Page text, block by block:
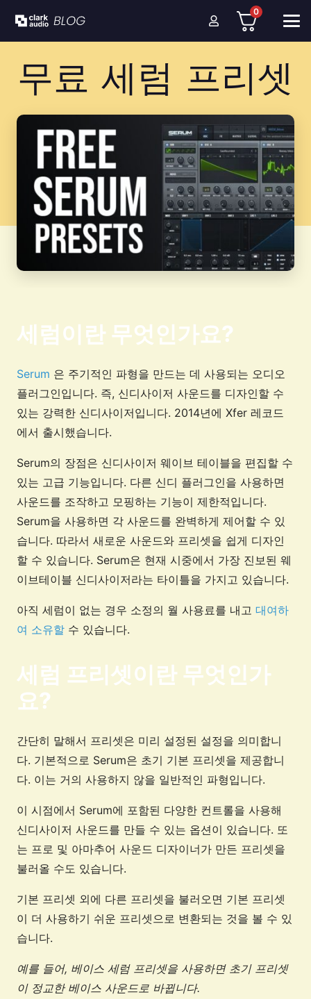
0
무료 세럼 프리셋
세럼이란 무엇인가요?
Serum 은 주기적인 파형을 만드는 데 사용되는 오디오
플러그인입니다. 즉, 신디사이저 사운드를 디자인할 수
있는 강력한 신디사이저입니다. 2014년에 Xfer 레코드
에서 출시했습니다.
Serum의 장점은 신디사이저 웨이브 테이블을 편집할 수
있는 고급 기능입니다. 다른 신디 플러그인을 사용하면
사운드를 조작하고 모핑하는 기능이 제한적입니다.
Serum을 사용하면 각 사운드를 완벽하게 제어할 수 있
습니다. 따라서 새로운 사운드와 프리셋을 쉽게 디자인
할 수 있습니다. Serum은 현재 시중에서 가장 진보된 웨
이브테이블 신디사이저라는 타이틀을 가지고 있습니다.
아직 세럼이 없는 경우 소정의 월 사용료를 내고 대여하
여 소유할 수 있습니다.
세럼 프리셋이란 무엇인가
요?
간단히 말해서 프리셋은 미리 설정된 설정을 의미합니
다. 기본적으로 Serum은 초기 기본 프리셋을 제공합니
다. 이는 거의 사용하지 않을 일반적인 파형입니다.
이 시점에서 Serum에 포함된 다양한 컨트롤을 사용해
신디사이저 사운드를 만들 수 있는 옵션이 있습니다. 또
는 프로 및 아마추어 사운드 디자이너가 만든 프리셋을
불러올 수도 있습니다.
기본 프리셋 외에 다른 프리셋을 불러오면 기본 프리셋
이 더 사용하기 쉬운 프리셋으로 변환되는 것을 볼 수 있
습니다.
예를 들어, 베이스 세럼 프리셋을 사용하면 초기 프리셋
이 정교한 베이스 사운드로 바뀝니다.